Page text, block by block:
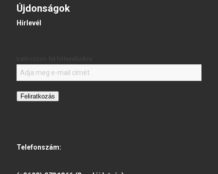
Újdonságok
Hírlevél
Feliratkozás
Telefonszám: